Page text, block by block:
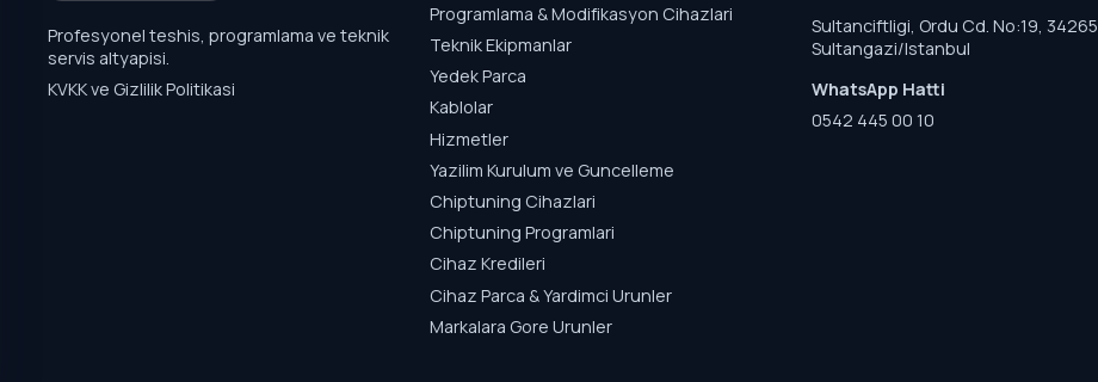
Profesyonel teshis, programlama ve teknik
servis altyapisi.
KVKK ve Gizlilik Politikasi
Programlama & Modifikasyon Cihazlari
Teknik Ekipmanlar
Yedek Parca
Kablolar
Hizmetler
Yazilim Kurulum ve Guncelleme
Chiptuning Cihazlari
Chiptuning Programlari
Cihaz Kredileri
Cihaz Parca & Yardimci Urunler
Markalara Gore Urunler
Sultanciftligi, Ordu Cd. No:19, 34265
Sultangazi/Istanbul
WhatsApp Hatti
0542 445 00 10